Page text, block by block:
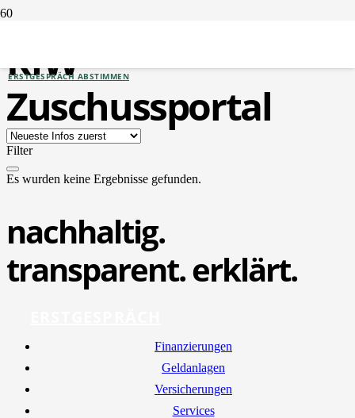
ERSTGESPRÄCH ABSTIMMEN
KfW-
Zuschussportal
Filter
Es wurden keine Ergebnisse gefunden.
nachhaltig.
transparent. erklärt.
Finan­zie­run­gen
Geld­an­la­gen
Ver­si­che­run­gen
Ser­vices